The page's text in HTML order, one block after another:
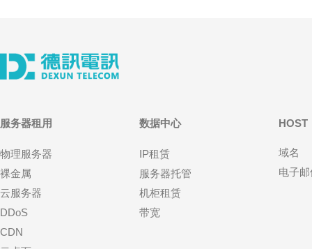
服务器租用
物理服务器
裸金属
云服务器
DDoS
CDN
数据中心
IP租赁
服务器托管
机柜租赁
带宽
HOST
域名
电子